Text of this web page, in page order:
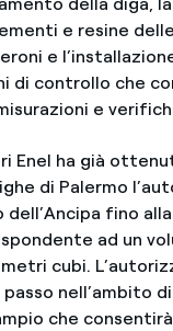
e resine
e
di controllo che
e
Enel ha già
di Palermo
dell’Ancipa fino
ad un
cubi.
nell’ambito di
che